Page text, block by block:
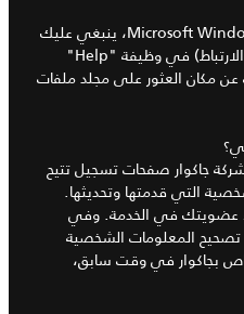
إذا لم تكن تستخدم Microsoft Windows Explorer، ينبغي عليك
تحديد "cookies" (ملفات تعريف الارتباط) في وظيفة "Help"
مكان العثور على مجلد ملفات
جاكوار صفحات تسجيل تتيح
التي قدمتها وتحديثها.
عضويتك في الخدمة. وفي
تصحيح المعلومات الشخصية
بجاكوار في وقت سابق،